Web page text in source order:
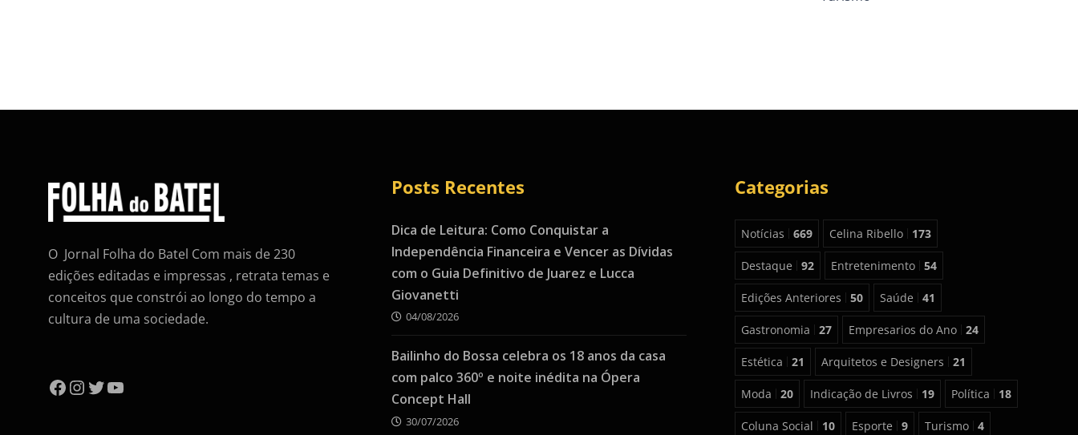
O Jornal Folha do Batel Com mais de 230
edições editadas e impressas , retrata temas e
conceitos que constrói ao longo do tempo a
cultura de uma sociedade.
Facebook
Instagram
Twitter
YouTube
Posts Recentes
Dica de Leitura: Como Conquistar a
Independência Financeira e Vencer as Dívidas
com o Guia Definitivo de Juarez e Lucca
Giovanetti
04/08/2026
Bailinho do Bossa celebra os 18 anos da casa
com palco 360º e noite inédita na Ópera
Concept Hall
30/07/2026
Categorias
Notícias 669 Celina Ribello 173
Destaque 92 Entretenimento 54
Edições Anteriores 50 Saúde 41
Gastronomia 27 Empresarios do Ano 24
Estética 21 Arquitetos e Designers 21
Moda 20 Indicação de Livros 19 Política 18
Coluna Social 10 Esporte 9 Turismo 4